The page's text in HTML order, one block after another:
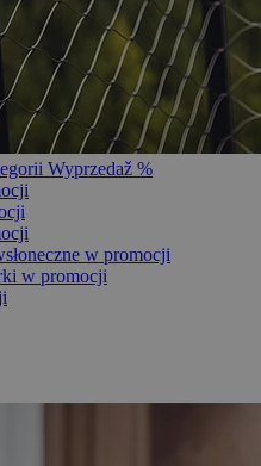
Wyprzedaž %
w promocji
w promocji